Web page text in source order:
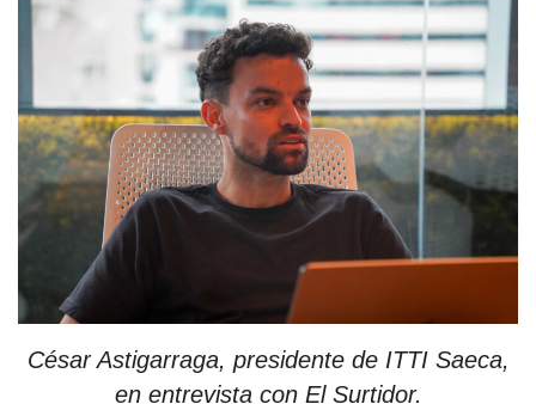
César Astigarraga, presidente de ITTI Saeca,
en entrevista con El Surtidor.